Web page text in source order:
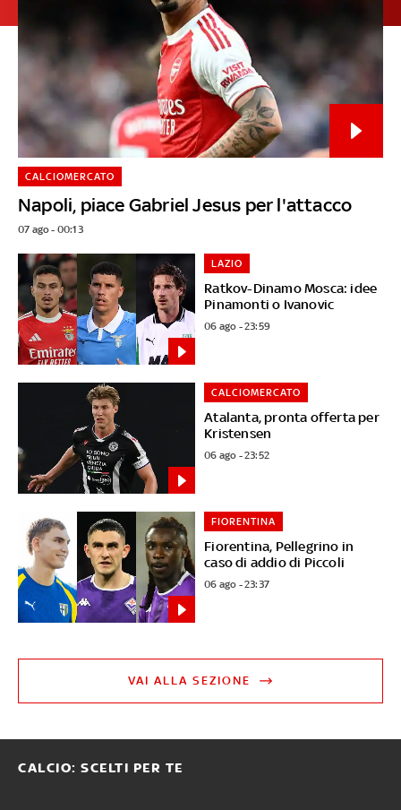
Napoli, piace Gabriel Jesus per l'attacco
CALCIOMERCATO
07 ago - 00:13
Ratkov-Dinamo Mosca: idee
Pinamonti o Ivanovic
LAZIO
06 ago - 23:59
Atalanta, pronta offerta per
Kristensen
CALCIOMERCATO
06 ago - 23:52
Fiorentina, Pellegrino in
caso di addio di Piccoli
FIORENTINA
06 ago - 23:37
VAI ALLA SEZIONE
CALCIO: SCELTI PER TE